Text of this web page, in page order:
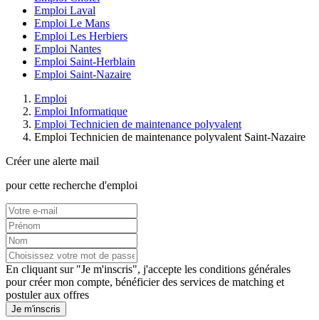
Emploi Laval
Emploi Le Mans
Emploi Les Herbiers
Emploi Nantes
Emploi Saint-Herblain
Emploi Saint-Nazaire
Emploi
Emploi Informatique
Emploi Technicien de maintenance polyvalent
Emploi Technicien de maintenance polyvalent Saint-Nazaire
Créer une alerte mail
pour cette recherche d'emploi
En cliquant sur "Je m'inscris", j'accepte les conditions générales
pour créer mon compte, bénéficier des services de matching et
postuler aux offres
Je m'inscris